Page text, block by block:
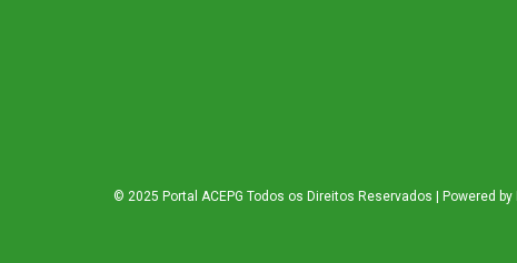
© 2025 Portal ACEPG Todos os Direitos Reservados | Powered by